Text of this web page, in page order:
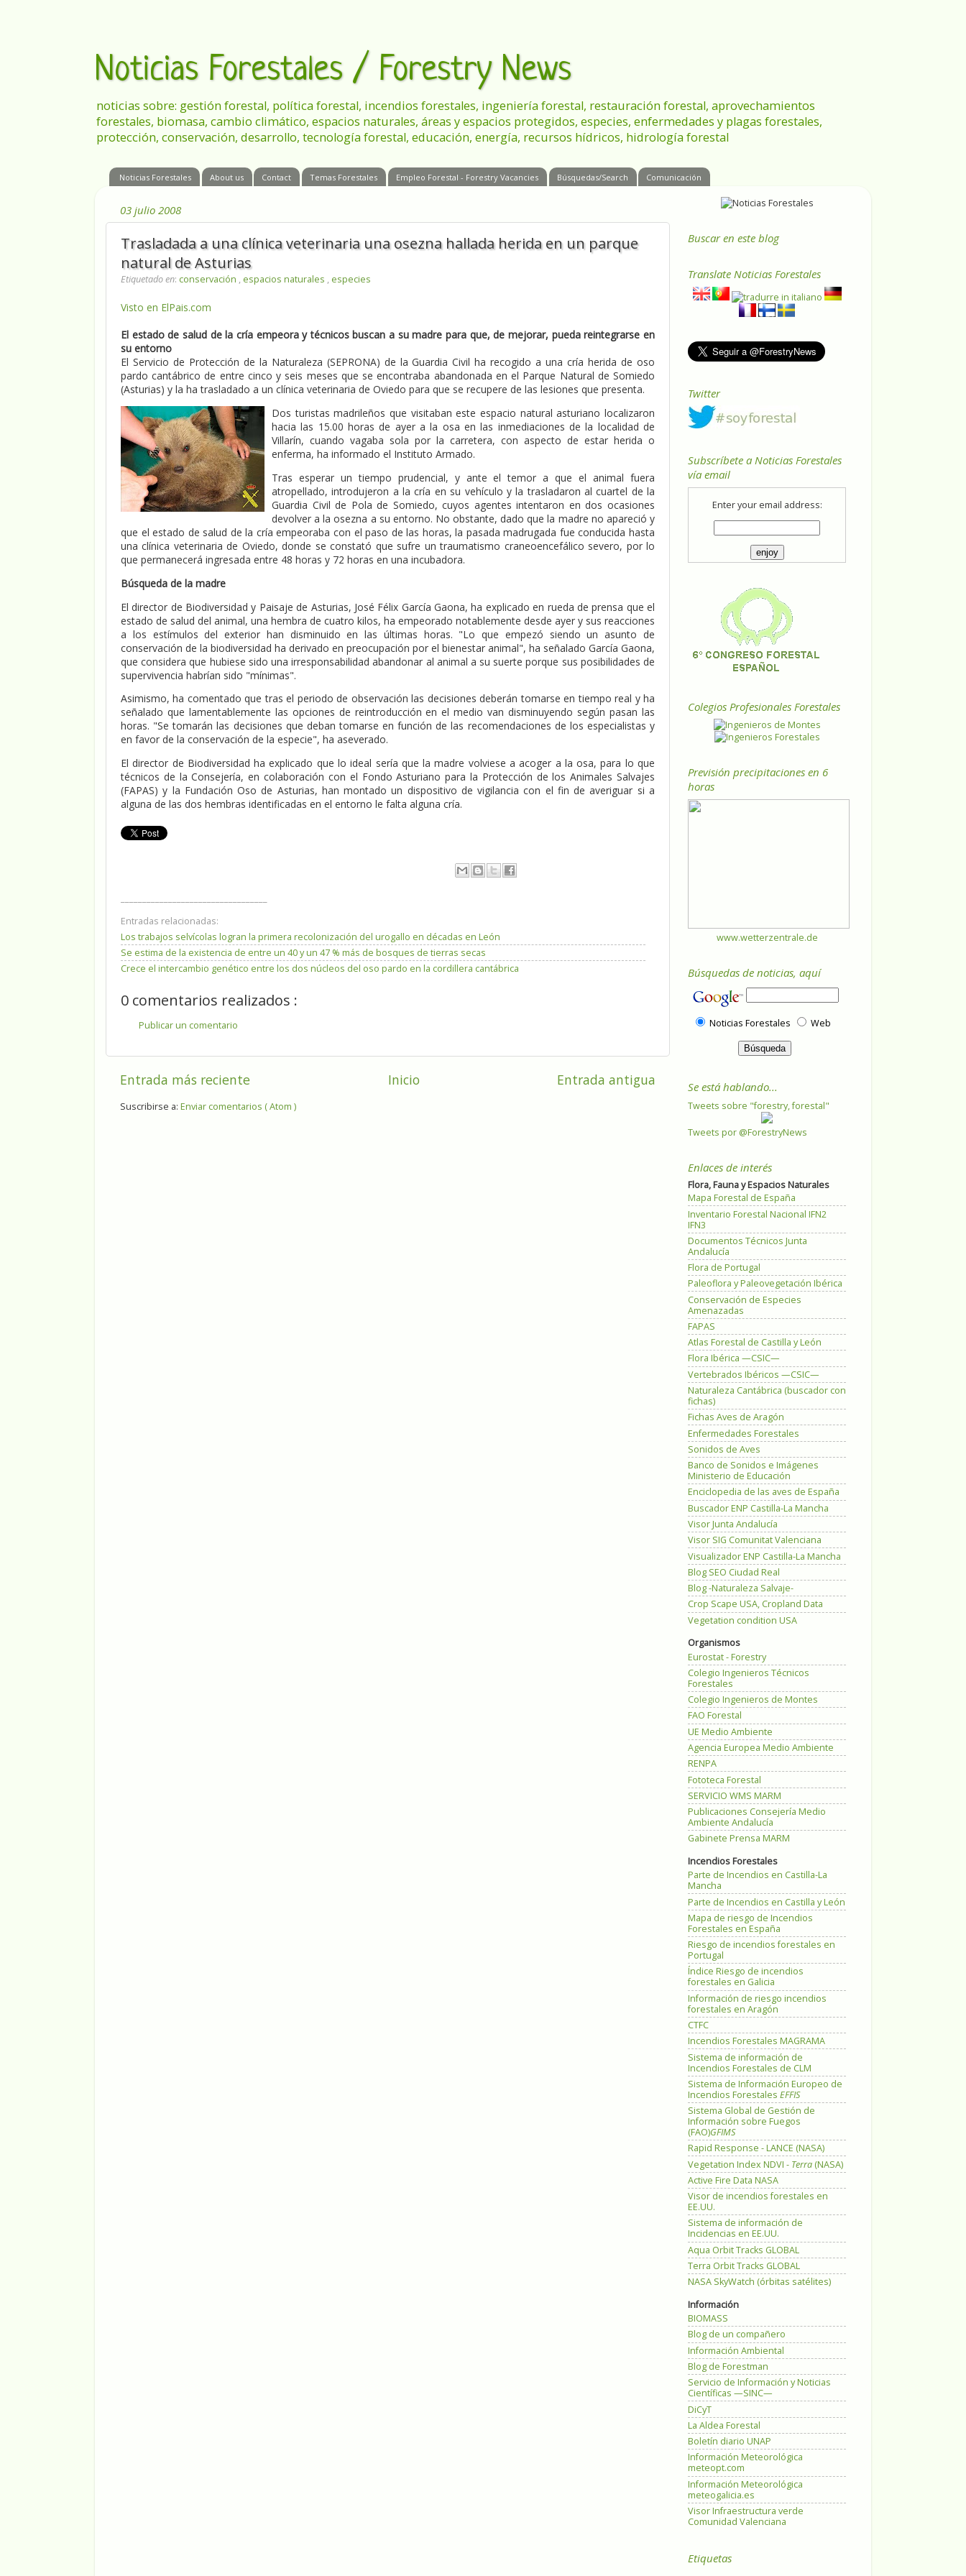
Noticias Forestales / Forestry News
noticias sobre: gestión forestal, política forestal, incendios forestales, ingeniería forestal, restauración forestal, aprovechamientos
forestales, biomasa, cambio climático, espacios naturales, áreas y espacios protegidos, especies, enfermedades y plagas forestales,
protección, conservación, desarrollo, tecnología forestal, educación, energía, recursos hídricos, hidrología forestal
Noticias Forestales About us Contact Temas Forestales Empleo Forestal - Forestry Vacancies Búsquedas/Search Comunicación
03 julio 2008
Trasladada a una clínica veterinaria una osezna hallada herida en un parque
natural de Asturias
Etiquetado en: conservación , espacios naturales , especies
Visto en ElPais.com
El estado de salud de la cría empeora y técnicos buscan a su madre para que, de mejorar, pueda reintegrarse en
su entorno
El Servicio de Protección de la Naturaleza (SEPRONA) de la Guardia Civil ha recogido a una cría herida de oso
pardo cantábrico de entre cinco y seis meses que se encontraba abandonada en el Parque Natural de Somiedo
(Asturias) y la ha trasladado a un clínica veterinaria de Oviedo para que se recupere de las lesiones que presenta.
Dos turistas madrileños que visitaban este espacio natural asturiano localizaron
hacia las 15.00 horas de ayer a la osa en las inmediaciones de la localidad de
Villarín, cuando vagaba sola por la carretera, con aspecto de estar herida o
enferma, ha informado el Instituto Armado.
Tras esperar un tiempo prudencial, y ante el temor a que el animal fuera
atropellado, introdujeron a la cría en su vehículo y la trasladaron al cuartel de la
Guardia Civil de Pola de Somiedo, cuyos agentes intentaron en dos ocasiones
devolver a la osezna a su entorno. No obstante, dado que la madre no apareció y
que el estado de salud de la cría empeoraba con el paso de las horas, la pasada madrugada fue conducida hasta
una clínica veterinaria de Oviedo, donde se constató que sufre un traumatismo craneoencefálico severo, por lo
que permanecerá ingresada entre 48 horas y 72 horas en una incubadora.
Búsqueda de la madre
El director de Biodiversidad y Paisaje de Asturias, José Félix García Gaona, ha explicado en rueda de prensa que el
estado de salud del animal, una hembra de cuatro kilos, ha empeorado notablemente desde ayer y sus reacciones
a los estímulos del exterior han disminuido en las últimas horas. "Lo que empezó siendo un asunto de
conservación de la biodiversidad ha derivado en preocupación por el bienestar animal", ha señalado García Gaona,
que considera que hubiese sido una irresponsabilidad abandonar al animal a su suerte porque sus posibilidades de
supervivencia habrían sido "mínimas".
Asimismo, ha comentado que tras el periodo de observación las decisiones deberán tomarse en tiempo real y ha
señalado que lamentablemente las opciones de reintroducción en el medio van disminuyendo según pasan las
horas. "Se tomarán las decisiones que deban tomarse en función de las recomendaciones de los especialistas y
en favor de la conservación de la especie", ha aseverado.
El director de Biodiversidad ha explicado que lo ideal sería que la madre volviese a acoger a la osa, para lo que
técnicos de la Consejería, en colaboración con el Fondo Asturiano para la Protección de los Animales Salvajes
(FAPAS) y la Fundación Oso de Asturias, han montado un dispositivo de vigilancia con el fin de averiguar si a
alguna de las dos hembras identificadas en el entorno le falta alguna cría.
Entradas relacionadas:
Los trabajos selvícolas logran la primera recolonización del urogallo en décadas en León
Se estima de la existencia de entre un 40 y un 47 % más de bosques de tierras secas
Crece el intercambio genético entre los dos núcleos del oso pardo en la cordillera cantábrica
0 comentarios realizados :
Publicar un comentario
Entrada más reciente Entrada antigua
Inicio
Suscribirse a: Enviar comentarios ( Atom )
Buscar en este blog
Translate Noticias Forestales
Twitter
Subscríbete a Noticias Forestales
vía email
Enter your email address:
Colegios Profesionales Forestales
Previsión precipitaciones en 6
horas
www.wetterzentrale.de
Búsquedas de noticias, aquí
Noticias Forestales Web
Se está hablando...
Tweets sobre "forestry, forestal"
Tweets por @ForestryNews
Enlaces de interés
Flora, Fauna y Espacios Naturales
Mapa Forestal de España
Inventario Forestal Nacional IFN2
IFN3
Documentos Técnicos Junta
Andalucía
Flora de Portugal
Paleoflora y Paleovegetación Ibérica
Conservación de Especies
Amenazadas
FAPAS
Atlas Forestal de Castilla y León
Flora Ibérica —CSIC—
Vertebrados Ibéricos —CSIC—
Naturaleza Cantábrica (buscador con
fichas)
Fichas Aves de Aragón
Enfermedades Forestales
Sonidos de Aves
Banco de Sonidos e Imágenes
Ministerio de Educación
Enciclopedia de las aves de España
Buscador ENP Castilla-La Mancha
Visor Junta Andalucía
Visor SIG Comunitat Valenciana
Visualizador ENP Castilla-La Mancha
Blog SEO Ciudad Real
Blog -Naturaleza Salvaje-
Crop Scape USA, Cropland Data
Vegetation condition USA
Organismos
Eurostat - Forestry
Colegio Ingenieros Técnicos
Forestales
Colegio Ingenieros de Montes
FAO Forestal
UE Medio Ambiente
Agencia Europea Medio Ambiente
RENPA
Fototeca Forestal
SERVICIO WMS MARM
Publicaciones Consejería Medio
Ambiente Andalucía
Gabinete Prensa MARM
Incendios Forestales
Parte de Incendios en Castilla-La
Mancha
Parte de Incendios en Castilla y León
Mapa de riesgo de Incendios
Forestales en España
Riesgo de incendios forestales en
Portugal
Índice Riesgo de incendios
forestales en Galicia
Información de riesgo incendios
forestales en Aragón
CTFC
Incendios Forestales MAGRAMA
Sistema de información de
Incendios Forestales de CLM
Sistema de Información Europeo de
Incendios Forestales EFFIS
Sistema Global de Gestión de
Información sobre Fuegos
(FAO)GFIMS
Rapid Response - LANCE (NASA)
Vegetation Index NDVI - Terra (NASA)
Active Fire Data NASA
Visor de incendios forestales en
EE.UU.
Sistema de información de
Incidencias en EE.UU.
Aqua Orbit Tracks GLOBAL
Terra Orbit Tracks GLOBAL
NASA SkyWatch (órbitas satélites)
Información
BIOMASS
Blog de un compañero
Información Ambiental
Blog de Forestman
Servicio de Información y Noticias
Científicas —SINC—
DiCyT
La Aldea Forestal
Boletín diario UNAP
Información Meteorológica
meteopt.com
Información Meteorológica
meteogalicia.es
Visor Infraestructura verde
Comunidad Valenciana
Etiquetas